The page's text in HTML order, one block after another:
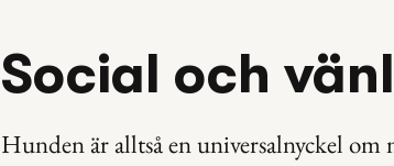
Social och
Hunden är alltså en universalnyckel om